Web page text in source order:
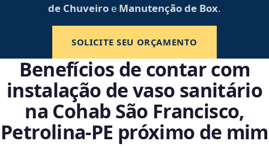
de Chuveiro e Manutenção de Box.
SOLICITE SEU ORÇAMENTO
Benefícios de contar com
instalação de vaso sanitário
na Cohab São Francisco,
Petrolina‑PE próximo de mim